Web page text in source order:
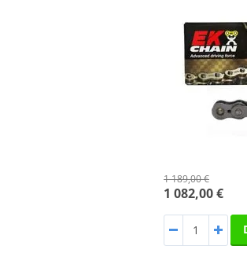
1 189,00 €
1 082,00 €